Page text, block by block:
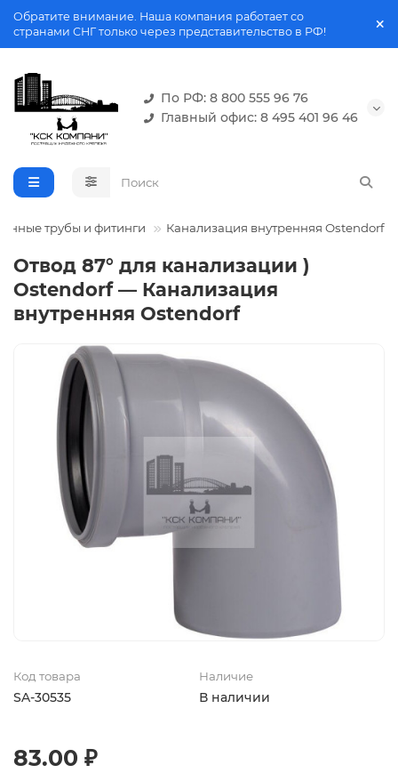
Обратите внимание. Наша компания работает со
странами СНГ только через представительство в РФ!
По РФ: 8 800 555 96 76
Главный офис: 8 495 401 96 46
трубы и фитинги Канализация внутренняя Ostendorf
Отвод 87° для канализации )
Ostendorf — Канализация
внутренняя Ostendorf
Код товара
SA-30535
Наличие
В наличии
83.00 ₽